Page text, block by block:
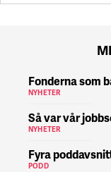
Fonderna som
NYHETER
Så var vår
NYHETER
Fyra
PODD